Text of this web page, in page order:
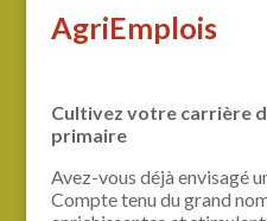
AgriEmplois
Cultivez votre carrière
primaire
Avez-vous déjà envisagé
Compte tenu du grand